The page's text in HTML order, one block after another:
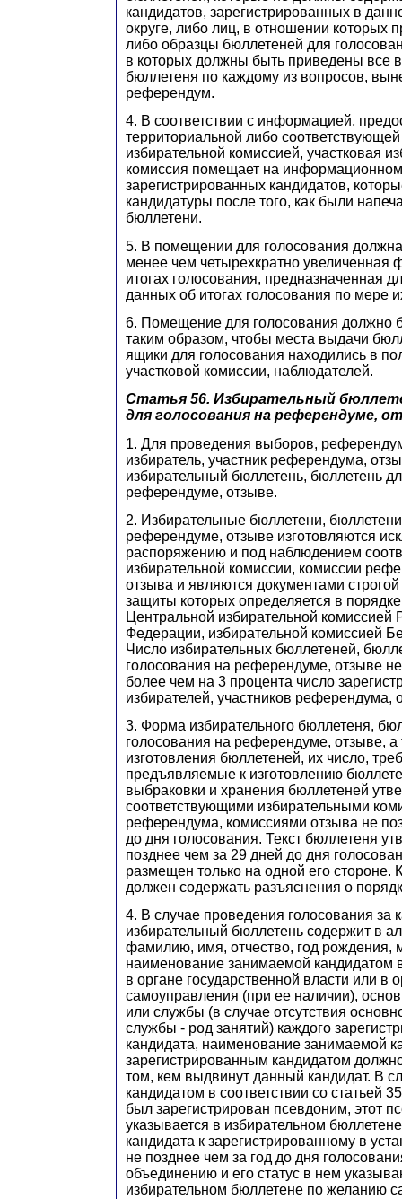
кандидатов, зарегистрированных в
округе, либо лиц, в отношении которых
либо образцы бюллетеней для
в которых должны быть приведены все
бюллетеня по каждому из вопросов,
референдум.
4. В соответствии с информацией,
территориальной либо
избирательной комиссией, участковая
комиссия помещает на информационном
зарегистрированных кандидатов,
кандидатуры после того, как были
бюллетени.
5. В помещении для голосования
менее чем четырехкратно увеличенная
итогах голосования, предназначенная
данных об итогах голосования по мере
6. Помещение для голосования должно
таким образом, чтобы места выдачи
ящики для голосования находились в
участковой комиссии, наблюдателей.
Статья 56. Избирательный
для голосования на референдуме,
1. Для проведения выборов,
избиратель, участник референдума,
избирательный бюллетень, бюллетень
референдуме, отзыве.
2. Избирательные бюллетени,
референдуме, отзыве изготовляются
распоряжению и под наблюдением
избирательной комиссии, комиссии
отзыва и являются документами строгой
защиты которых определяется в
Центральной избирательной комиссией
Федерации, избирательной комиссией
Число избирательных бюллетеней,
голосования на референдуме, отзыве
более чем на 3 процента число
избирателей, участников референдума,
3. Форма избирательного бюллетеня,
голосования на референдуме, отзыве, а
изготовления бюллетеней, их число,
предъявляемые к изготовлению
выбраковки и хранения бюллетеней
соответствующими избирательными
референдума, комиссиями отзыва не
до дня голосования. Текст бюллетеня
позднее чем за 29 дней до дня
размещен только на одной его стороне.
должен содержать разъяснения о
4. В случае проведения голосования за
избирательный бюллетень содержит в
фамилию, имя, отчество, год рождения,
наименование занимаемой кандидатом
в органе государственной власти или в
самоуправления (при ее наличии),
или службы (в случае отсутствия
службы - род занятий) каждого
кандидата, наименование занимаемой
зарегистрированным кандидатом
том, кем выдвинут данный кандидат. В
кандидатом в соответствии со статьей
был зарегистрирован псевдоним, этот
указывается в избирательном
кандидата к зарегистрированному в
не позднее чем за год до дня
объединению и его статус в нем
избирательном бюллетене по желанию